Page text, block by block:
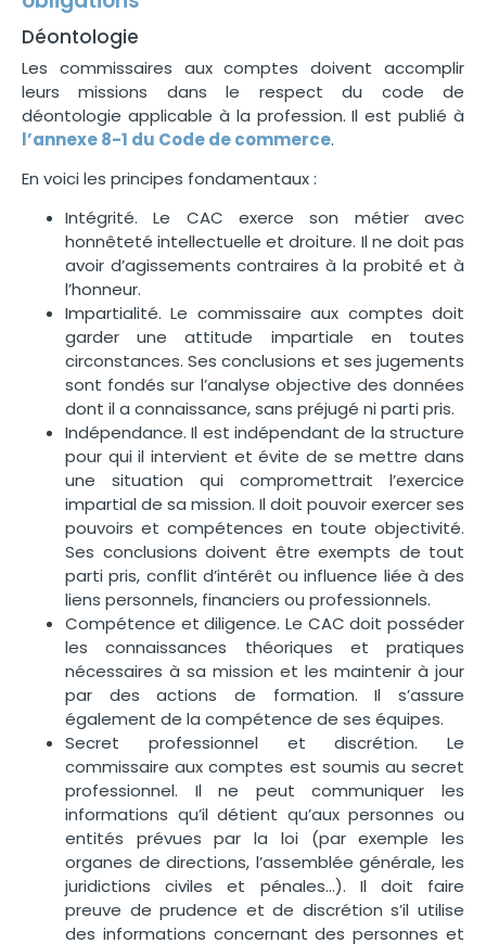
Déontologie
Les commissaires aux comptes doivent accomplir
leurs missions dans le respect du code de
déontologie applicable à la profession. Il est publié à
l’annexe 8-1 du Code de commerce.
En voici les principes fondamentaux :
Intégrité. Le CAC exerce son métier avec
honnêteté intellectuelle et droiture. Il ne doit pas
avoir d’agissements contraires à la probité et à
l’honneur.
Impartialité. Le commissaire aux comptes doit
garder une attitude impartiale en toutes
circonstances. Ses conclusions et ses jugements
sont fondés sur l’analyse objective des données
dont il a connaissance, sans préjugé ni parti pris.
Indépendance. Il est indépendant de la structure
pour qui il intervient et évite de se mettre dans
une situation qui compromettrait l’exercice
impartial de sa mission. Il doit pouvoir exercer ses
pouvoirs et compétences en toute objectivité.
Ses conclusions doivent être exempts de tout
parti pris, conflit d’intérêt ou influence liée à des
liens personnels, financiers ou professionnels.
Compétence et diligence. Le CAC doit posséder
les connaissances théoriques et pratiques
nécessaires à sa mission et les maintenir à jour
par des actions de formation. Il s’assure
également de la compétence de ses équipes.
Secret professionnel et discrétion. Le
commissaire aux comptes est soumis au secret
professionnel. Il ne peut communiquer les
informations qu’il détient qu’aux personnes ou
entités prévues par la loi (par exemple les
organes de directions, l’assemblée générale, les
juridictions civiles et pénales…). Il doit faire
preuve de prudence et de discrétion s’il utilise
des informations concernant des personnes et